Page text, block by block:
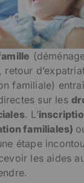
retour
familiale)
sur les
. L’
familiales)
étape
les aides